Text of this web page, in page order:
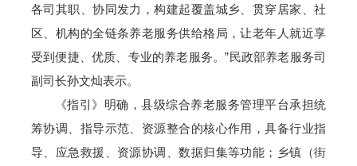
各司其职、协同发力，构建起覆盖城乡、贯穿居家、社
区、机构的全链条养老服务供给格局，让老年人就近享
受到便捷、优质、专业的养老服务。”民政部养老服务司
副司长孙文灿表示。
《指引》明确，县级综合养老服务管理平台承担统
筹协调、指导示范、资源整合的核心作用，具备行业指
导、应急救援、资源协调、数据归集等功能；乡镇（街